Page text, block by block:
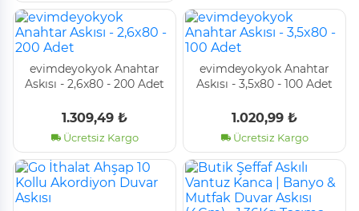
evimdeyokyok Anahtar
Askısı - 2,6x80 - 200 Adet
1.309,49 ₺
Ücretsiz Kargo
evimdeyokyok Anahtar
Askısı - 3,5x80 - 100 Adet
1.020,99 ₺
Ücretsiz Kargo